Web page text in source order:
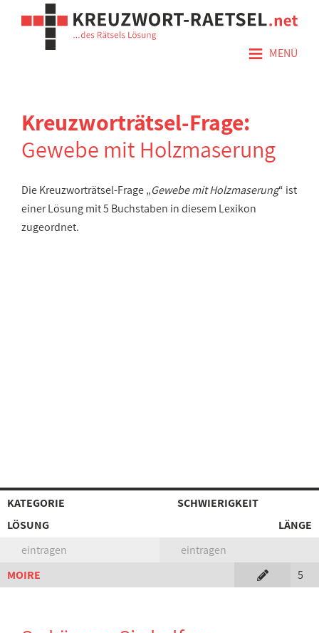
≡ MENÜ
Kreuzworträtsel-Frage:
Gewebe mit Holzmaserung
Die Kreuzworträtsel-Frage „Gewebe mit Holzmaserung“ ist
einer Lösung mit 5 Buchstaben in diesem Lexikon
zugeordnet.
KATEGORIE
SCHWIERIGKEIT
LÖSUNG
LÄNGE
eintragen
eintragen
MOIRE
5